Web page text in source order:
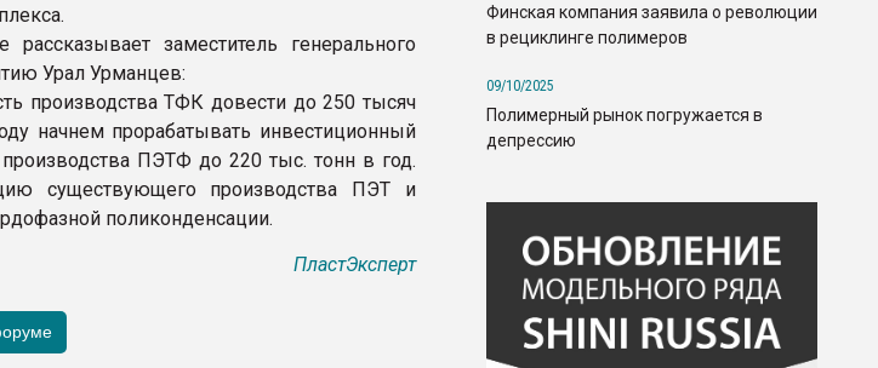
заместитель генерального
Урал Урманцев:
производства ТФК довести до 250 тысяч
начнем прорабатывать инвестиционный
ПЭТФ до 220 тыс. тонн в год.
существующего производства ПЭТ и
поликонденсации.
ПластЭксперт
Финская компания заявила о революции
в рециклинге полимеров
09/10/2025
Полимерный рынок погружается в
депрессию